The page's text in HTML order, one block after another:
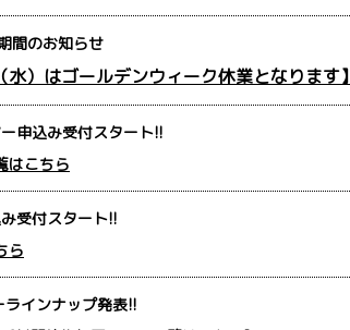
間のお知らせ
）はゴールデンウィーク休業となります】
申込み受付スタート!!
はこちら
受付スタート!!
ら
ラインナップ発表!!